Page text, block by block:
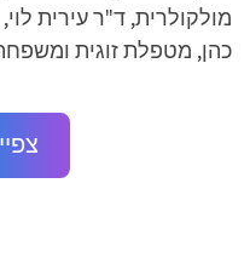
מולקולרית, ד"ר עירית
כהן, מטפלת זוגית